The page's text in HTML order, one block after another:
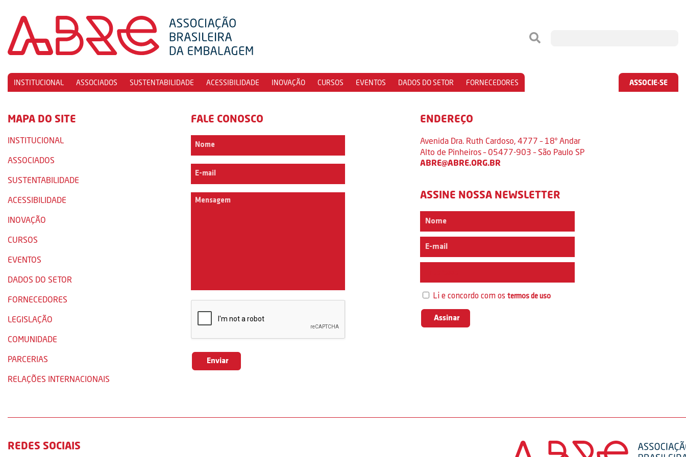
INSTITUCIONAL ASSOCIADOS SUSTENTABILIDADE ACESSIBILIDADE INOVAÇÃO CURSOS EVENTOS DADOS DO SETOR FORNECEDORES ASSOCIE-SE
MAPA DO SITE
INSTITUCIONAL
ASSOCIADOS
SUSTENTABILIDADE
ACESSIBILIDADE
INOVAÇÃO
CURSOS
EVENTOS
DADOS DO SETOR
FORNECEDORES
LEGISLAÇÃO
COMUNIDADE
PARCERIAS
RELAÇÕES INTERNACIONAIS
FALE CONOSCO ENDEREÇO
Avenida Dra. Ruth Cardoso, 4777 – 18º Andar
Alto de Pinheiros – 05477-903 – São Paulo SP
ABRE@ABRE.ORG.BR
ASSINE NOSSA NEWSLETTER
Li e concordo com ostermos de uso
REDES SOCIAIS